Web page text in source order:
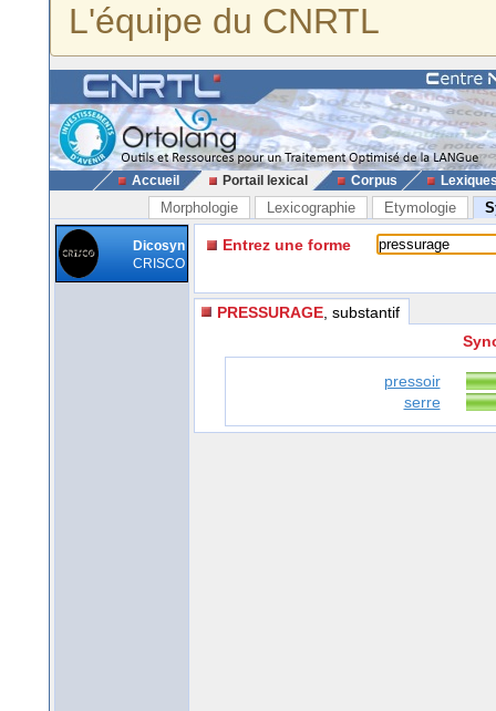
L'équipe du CNRTL
Accueil Portail lexical Corpus
Morphologie Lexicographie Etymologie
Dicosyn
CRISCO
Entrez une forme
PRESSURAGE , substantif
pressoir
serre